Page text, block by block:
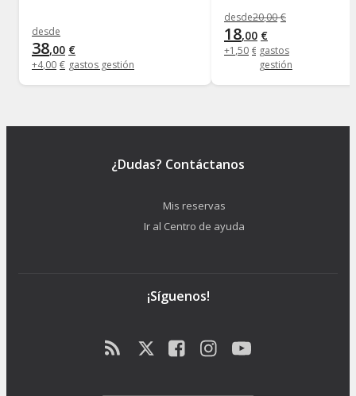
desde
38,00 €
+4,00 € gastos gestión
desde20,00 €
18,00 €
+1 ,50 € gastos
gestión
¿Dudas? Contáctanos
Mis reservas
Ir al Centro de ayuda
¡Síguenos!